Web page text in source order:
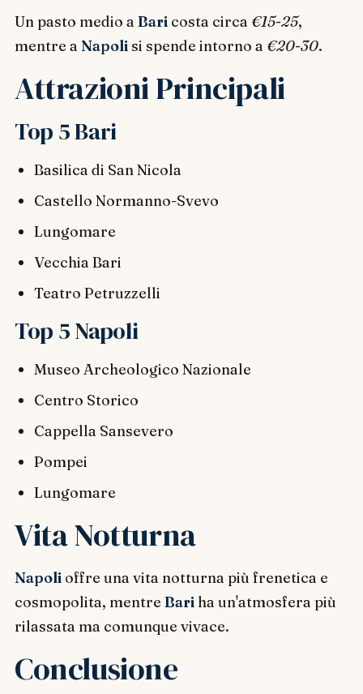
Un pasto medio a Baricosta circa €15-25,
mentre a Napolisi spende intorno a €20-30.
Attrazioni Principali
Top 5 Bari
Basilica di San Nicola
Castello Normanno-Svevo
Lungomare
Vecchia Bari
Teatro Petruzzelli
Top 5 Napoli
Museo Archeologico Nazionale
Centro Storico
Cappella Sansevero
Pompei
Lungomare
Vita Notturna
Napolioffre una vita notturna più frenetica e
cosmopolita, mentre Bariha un'atmosfera più
rilassata ma comunque vivace.
Conclusione